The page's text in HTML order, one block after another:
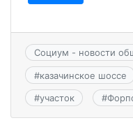
Социум - новости
#казачинское шоссе
#участок #